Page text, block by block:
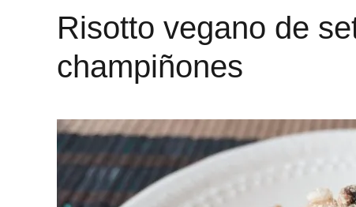
Risotto vegano de
champiñones